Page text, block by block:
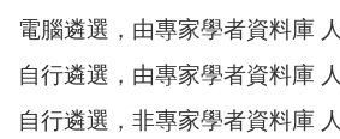
電腦遴選，由專家學者資料庫 人
自行遴選，由專家學者資料庫 人
自行遴選，非專家學者資料庫 人